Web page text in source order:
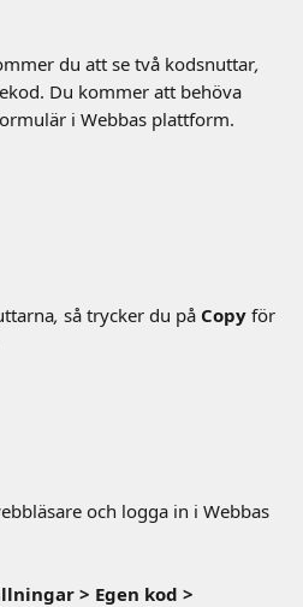
du att se två kodsnuttar,
Du kommer att behöva
i Webbas plattform.
, så trycker du på Copy för
och logga in i Webbas
> Egen kod >